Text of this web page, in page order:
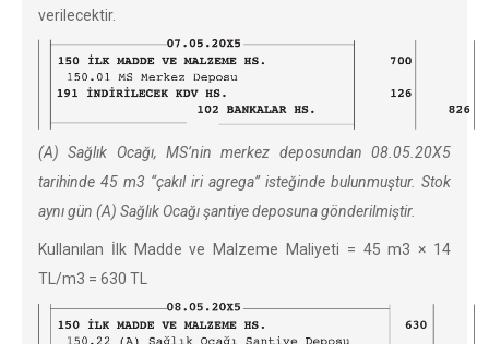
verilecektir.
(A) Sağlık Ocağı, MS’nin merkez deposundan 08.05.20X5
tarihinde 45 m3 “çakıl iri agrega” isteğinde bulunmuştur. Stok
aynı gün (A) Sağlık Ocağı şantiye deposuna gönderilmiştir.
Kullanılan İlk Madde ve Malzeme Maliyeti = 45 m3 × 14
TL/m3 = 630 TL